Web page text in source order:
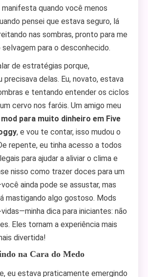
manifesta quando você menos
pensei que estava seguro, lá
nas sombras, pronto para me
para o desconhecido.
de estratégias porque,
precisava delas. Eu, novato, estava
e tentando entender os ciclos
cervo nos faróis. Um amigo meu
mod para muito dinheiro em Five
, e vou te contar, isso mudou o
repente, eu tinha acesso a todos
para ajudar a aliviar o clima e
nisso como trazer doces para um
ainda pode se assustar, mas
mastigando algo gostoso. Mods
dica para iniciantes: não
Eles tornam a experiência mais
divertida!
na Cara do Medo
eu estava praticamente emergindo